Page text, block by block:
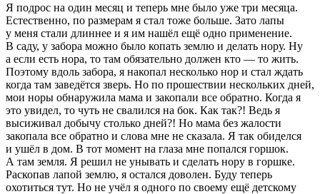
Я подрос на один месяц и теперь мне было уже три месяца.
Естественно, по размерам я стал тоже больше. Зато лапы
у меня стали длиннее и я им нашёл ещё одно применение.
В саду, у забора можно было копать землю и делать нору. Ну
а если есть нора, то там обязательно должен кто — то жить.
Поэтому вдоль забора, я накопал несколько нор и стал ждать
когда там заведётся зверь. Но по прошествии нескольких дней,
мои норы обнаружила мама и закопали все обратно. Когда я
это увидел, то чуть не свалился на бок. Как так?! Ведь я
высиживал добычу столько дней?! Но мама без жалости
закопала все обратно и слова мне не сказала. Я так обиделся
и ушёл в дом. В тот момент на глаза мне попался горшок.
А там земля. Я решил не унывать и сделать нору в горшке.
Раскопав лапой землю, я остался доволен. Буду теперь
охотиться тут. Но не учёл я одного по своему ещё детскому